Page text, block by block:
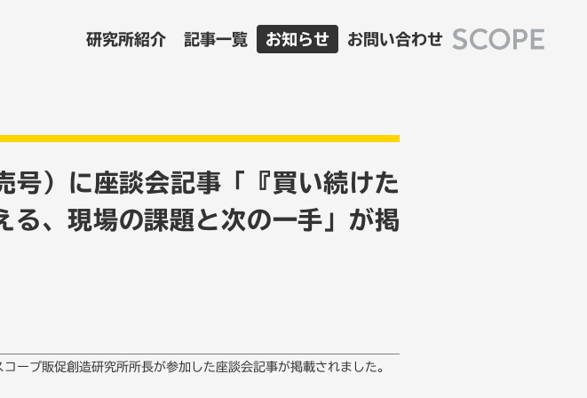
研究所紹介 記事一覧 お知らせ お問い合わせ
）に座談会記事「『買い続けた
る、現場の課題と次の一手」が掲
プ販促創造研究所所長が参加した座談会記事が掲載されました。